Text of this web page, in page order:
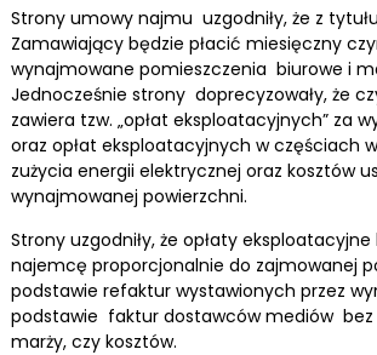
Strony umowy najmu uzgodniły, że z
Zamawiający będzie płacić miesięczny
wynajmowane pomieszczenia biurowe i
Jednocześnie strony doprecyzowały, że
zawiera tzw. „opłat eksploatacyjnych” za
oraz opłat eksploatacyjnych w częściach
zużycia energii elektrycznej oraz kosztów
wynajmowanej powierzchni.
Strony uzgodniły, że opłaty
najemcę proporcjonalnie do zajmowanej
podstawie refaktur wystawionych przez
podstawie faktur dostawców mediów bez
marży, czy kosztów.